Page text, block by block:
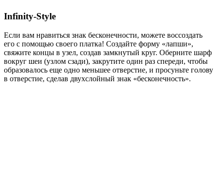
Infinity-Style
Если вам нравиться знак бесконечности, можете воссоздать
его с помощью своего платка! Создайте форму «лапши»,
свяжите концы в узел, создав замкнутый круг. Оберните шарф
вокруг шеи (узлом сзади), закрутите один раз спереди, чтобы
образовалось еще одно меньшее отверстие, и просуньте голову
в отверстие, сделав двухслойный знак «бесконечность».